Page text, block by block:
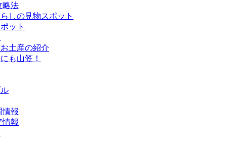
略法
しの見物スポット
ット
土産の紹介
も山笠！
情報
情報